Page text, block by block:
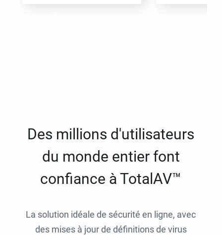
Des millions d'utilisateurs
du monde entier font
confiance à TotalAV™
La solution idéale de sécurité en ligne, avec
des mises à jour de définitions de virus